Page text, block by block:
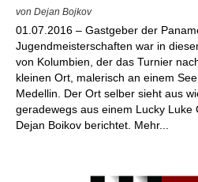
von Dejan Bojkov
01.07.2016 – Gastgeber der
Jugendmeisterschaften war in
von Kolumbien, der das Turnier
kleinen Ort, malerisch an einem
Medellin. Der Ort selber sieht aus
geradewegs aus einem Lucky Luke
Dejan Boikov berichtet. Mehr...